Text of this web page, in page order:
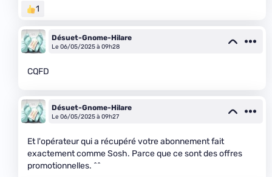
1
Désuet-Gnome-Hilare
Le 06/05/2025 à 09h28
CQFD
Désuet-Gnome-Hilare
Le 06/05/2025 à 09h27
Et l'opérateur qui a récupéré votre abonnement fait
exactement comme Sosh. Parce que ce sont des offres
promotionnelles. ^^